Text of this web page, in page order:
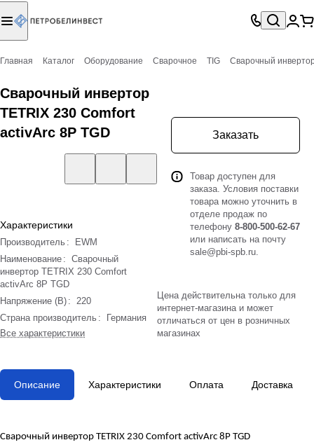
Главная Каталог Оборудование Сварочное TIG Сварочный
Сварочный инвертор
TETRIX 230 Comfort
activArc 8P TGD
Характеристики
Производитель :
EWM
Наименование : Сварочный
инвертор TETRIX 230 Comfort
activArc 8P TGD
Напряжение (В) : 220
Страна производитель :
Германия
Все характеристики
Заказать
Товар доступен для
заказа. Условия поставки
товара можно уточнить в
отделе продаж по
телефону 8-800-500-62-67
или написать на почту
sale@pbi-spb.ru.
Цена действительна только для
интернет-магазина и может
отличаться от цен в розничных
магазинах
Описание Характеристики Оплата Доставка
Сварочный инвертор TETRIX 230 Comfort activArc 8P TGD